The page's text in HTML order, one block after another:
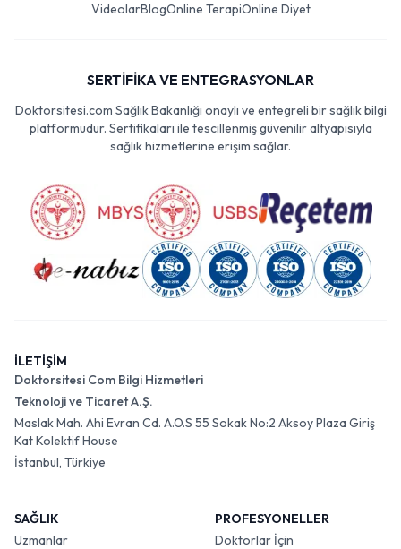
VideolarBlogOnline TerapiOnline Diyet
SERTİFİKA VE ENTEGRASYONLAR
Doktorsitesi.com Sağlık Bakanlığı onaylı ve entegreli bir sağlık bilgi
platformudur. Sertifikaları ile tescillenmiş güvenilir altyapısıyla
sağlık hizmetlerine erişim sağlar.
İLETİŞİM
Doktorsitesi Com Bilgi Hizmetleri
Teknoloji ve Ticaret A.Ş.
Maslak Mah. Ahi Evran Cd. A.O.S 55 Sokak No:2 Aksoy Plaza Giriş
Kat Kolektif House
İstanbul, Türkiye
SAĞLIK
Uzmanlar
PROFESYONELLER
Doktorlar İçin